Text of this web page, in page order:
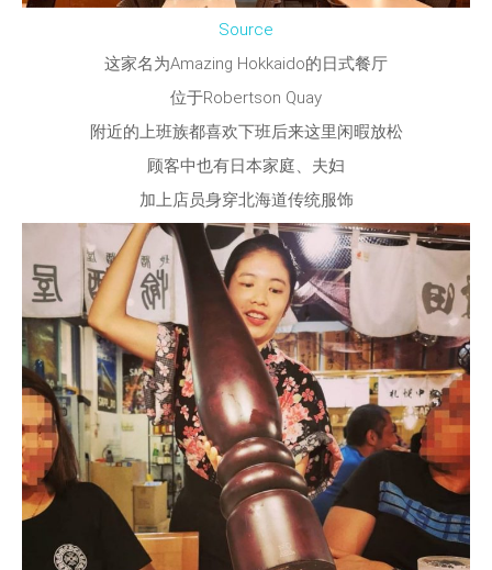
Source
这家名为Amazing Hokkaido的日式餐厅
位于Robertson Quay
附近的上班族都喜欢下班后来这里闲暇放松
顾客中也有日本家庭、夫妇
加上店员身穿北海道传统服饰